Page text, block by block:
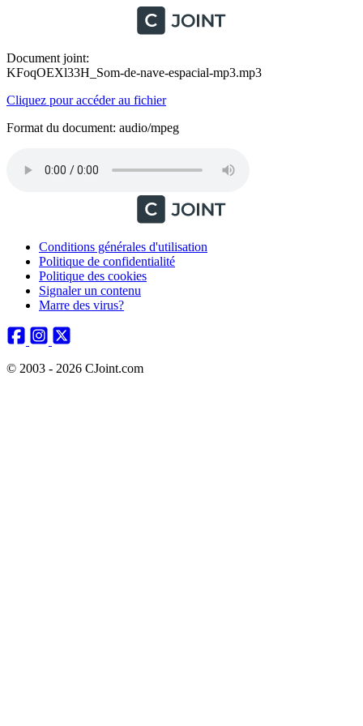
Document joint:
KFoqOEXl33H_Som-de-nave-espacial-mp3.mp3
Cliquez pour accéder au fichier
Format du document: audio/mpeg
Conditions générales d'utilisation
Politique de confidentialité
Politique des cookies
Signaler un contenu
Marre des virus?
© 2003 - 2026 CJoint.com